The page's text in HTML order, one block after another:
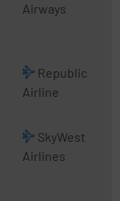
Airways
Republic
Airline
SkyWest
Airlines